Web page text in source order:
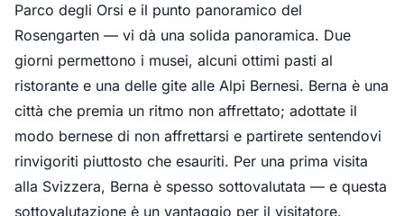
Parco degli Orsi e il punto panoramico del
Rosengarten — vi dà una solida panoramica. Due
giorni permettono i musei, alcuni ottimi pasti al
ristorante e una delle gite alle Alpi Bernesi. Berna è una
città che premia un ritmo non affrettato; adottate il
modo bernese di non affrettarsi e partirete sentendovi
rinvigoriti piuttosto che esauriti. Per una prima visita
alla Svizzera, Berna è spesso sottovalutata — e questa
sottovalutazione è un vantaggio per il visitatore.